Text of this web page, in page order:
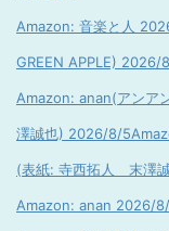
Amazon: 音楽と人
GREEN APPLE) 2026/
Amazon: anan(アン
澤誠也) 2026/8/5
(表紙: 寺西拓人 末澤
Amazon: anan 2026/